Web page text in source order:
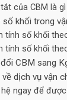
của CBM là gì
số khối trong
tính số khối
tính số khối
CBM sang
dịch vụ vận
hệ ngay để